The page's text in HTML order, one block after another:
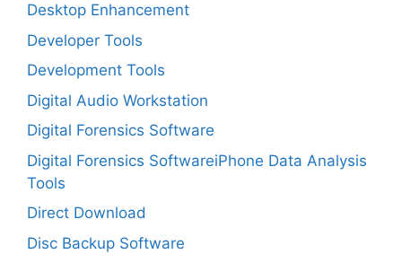
Desktop Enhancement
Developer Tools
Development Tools
Digital Audio Workstation
Digital Forensics Software
Digital Forensics SoftwareiPhone Data Analysis
Tools
Direct Download
Disc Backup Software